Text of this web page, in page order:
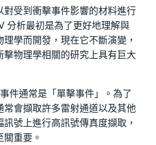
受到衝擊事件影響的材料進行
分析最初是為了更好地理解與
學而開發，現在它不斷演變，
物理學相關的研究上具有巨大
件通常是「單擊事件」。為了
會擷取許多雷射通道以及其他
號上進行高訊號傳真度擷取，
重要。